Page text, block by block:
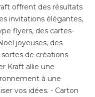
offrent des résultats
invitations élégantes,
flyers, des cartes-
joyeuses, des
de créations
Kraft allie une
à une
vos idées. - Carton